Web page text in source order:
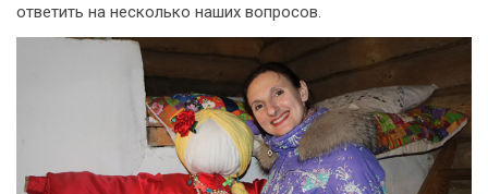
ответить на несколько наших вопросов.